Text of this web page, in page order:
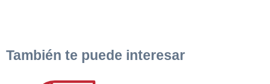
También te puede interesar